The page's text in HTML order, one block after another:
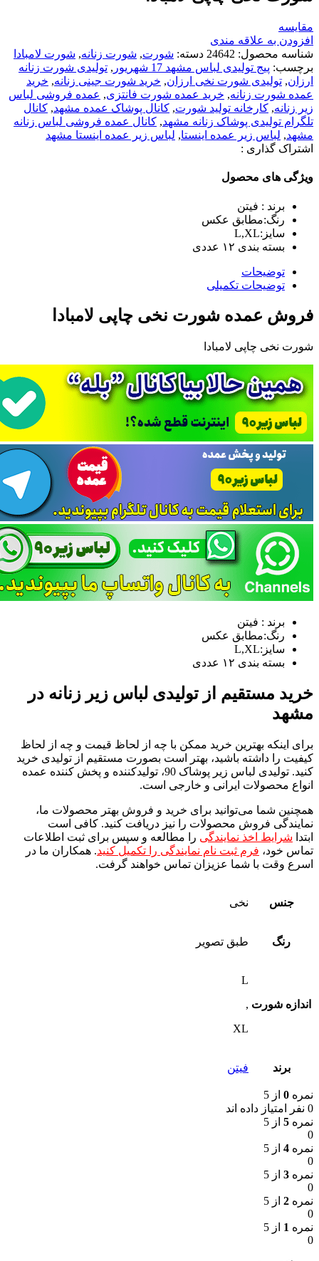
مقایسه
افزودن به علاقه مندی
شناسه محصول: 24642 دسته: شورت, شورت زنانه, شورت لامبادا
برچسب: پیج تولیدی لباس مشهد 17 شهریور , تولیدی شورت زنانه
ارزان, تولیدی شورت نخی ارزان, خرید شورت جینی زنانه, خرید
عمده شورت زنانه, خرید عمده شورت فانتزی, عمده فروشی لباس
زير زنانه, کارخانه تولید شورت, کانال پوشاک عمده مشهد, کانال
تلگرام تولیدی پوشاک زنانه مشهد, کانال عمده فروشی لباس زنانه
مشهد, لباس زير عمده اينستا, لباس زير عمده اينستا مشهد
اشتراک گذاری :
ویژگی های محصول
برند : فیتن
رنگ:مطابق عکس
سایز:L,XL
بسته بندی ١٢ عددی
توضیحات
توضیحات تکمیلی
فروش عمده شورت نخی چاپی لامبادا
شورت نخی چاپی لامبادا
برند : فیتن
رنگ:مطابق عکس
سایز:L,XL
بسته بندی ١٢ عددی
خرید مستقیم از تولیدی لباس زیر زنانه در
مشهد
برای اینکه بهترین خرید ممکن با چه از لحاظ قیمت و چه از لحاظ
کیفیت را داشته باشید، بهتر است بصورت مستقیم از تولیدی خرید
کنید. تولیدی لباس زیر پوشاک 90، تولیدکننده و پخش کننده عمده
انواع محصولات ایرانی و خارجی است.
همچنین شما می‌توانید برای خرید و فروش بهتر محصولات ما،
نمایندگی فروش محصولات را نیز دریافت کنید. کافی است
ابتدا شرایط اخذ نمایندگی را مطالعه و سپس برای ثبت اطلاعات
تماس خود، فرم ثبت نام نمایندگی را تکمیل کنید. همکاران ما در
اسرع وقت با شما عزیزان تماس خواهند گرفت.
جنس نخی
رنگ طبق تصویر
اندازه شورت
L
,
XL
برند فیتن
نمره 0 از 5
0 نفر امتیاز داده اند
نمره 5 از 5
0
نمره 4 از 5
0
نمره 3 از 5
0
نمره 2 از 5
0
نمره 1 از 5
0